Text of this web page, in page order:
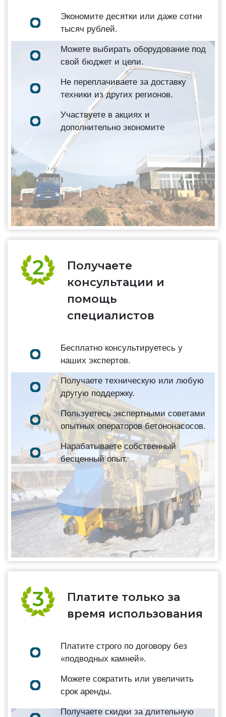
Экономите десятки или даже сотни
тысяч рублей.
Можете выбирать оборудование под
свой бюджет и цели.
Не переплачиваете за доставку
техники из других регионов.
Участвуете в акциях и
дополнительно экономите
Получаете
консультации и
помощь
специалистов
Бесплатно консультируетесь у
наших экспертов.
Получаете техническую или любую
другую поддержку.
Пользуетесь экспертными советами
опытных операторов бетононасосов.
Нарабатываете собственный
бесценный опыт.
Платите только за
время использования
Платите строго по договору без
«подводных камней».
Можете сократить или увеличить
срок аренды.
Получаете скидки за длительную